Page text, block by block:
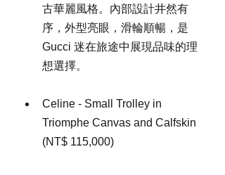
古華麗風格。內部設計井然有
序，外型亮眼，滑輪順暢，是
Gucci 迷在旅途中展現品味的理
想選擇。
Celine - Small Trolley in
Triomphe Canvas and Calfskin
(NT$ 115,000)